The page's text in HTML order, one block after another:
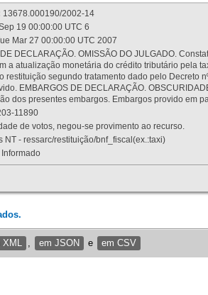
13678.000190/2002-14
19 00:00:00 UTC 6
Mar 27 00:00:00 UTC 2007
DECLARAÇÃO. OMISSÃO DO JULGADO.
a atualização monetária do crédito tributário pela
restituição segundo tratamento dado pelo Decreto
EMBARGOS DE DECLARAÇÃO.
dos presentes embargos. Embargos provido em
11890
de votos, negou-se provimento ao recurso.
NT - ressarc/restituição/bnf_fiscal(ex.:taxi)
Informado
em JSON e em CSV